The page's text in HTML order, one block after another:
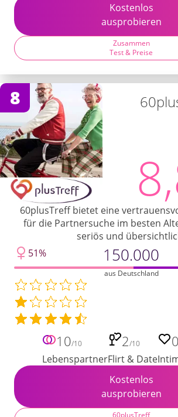
Kostenlos
ausprobieren
Zusammen
Test & Preise
8
60plusTreff bietet eine
für die Partnersuche im besten
seriös und
51%
150.000
aus Deutschland
10/10
Lebenspartner
2/10
Flirt & Date
0
Kostenlos
ausprobieren